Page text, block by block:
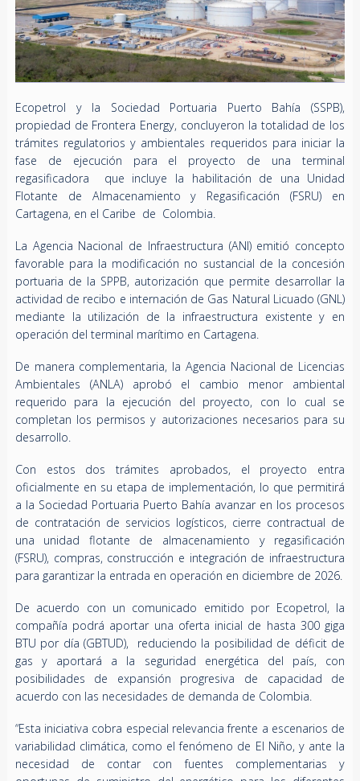
Ecopetrol y la Sociedad Portuaria Puerto Bahía (SSPB),
propiedad de Frontera Energy, concluyeron la totalidad de los
trámites regulatorios y ambientales requeridos para iniciar la
fase de ejecución para el proyecto de una terminal
regasificadora que incluye la habilitación de una Unidad
Flotante de Almacenamiento y Regasificación (FSRU) en
Cartagena, en el Caribe de Colombia.
La Agencia Nacional de Infraestructura (ANI) emitió concepto
favorable para la modificación no sustancial de la concesión
portuaria de la SPPB, autorización que permite desarrollar la
actividad de recibo e internación de Gas Natural Licuado (GNL)
mediante la utilización de la infraestructura existente y en
operación del terminal marítimo en Cartagena.
De manera complementaria, la Agencia Nacional de Licencias
Ambientales (ANLA) aprobó el cambio menor ambiental
requerido para la ejecución del proyecto, con lo cual se
completan los permisos y autorizaciones necesarios para su
desarrollo.
Con estos dos trámites aprobados, el proyecto entra
oficialmente en su etapa de implementación, lo que permitirá
a la Sociedad Portuaria Puerto Bahía avanzar en los procesos
de contratación de servicios logísticos, cierre contractual de
una unidad flotante de almacenamiento y regasificación
(FSRU), compras, construcción e integración de infraestructura
para garantizar la entrada en operación en diciembre de 2026.
De acuerdo con un comunicado emitido por Ecopetrol, la
compañía podrá aportar una oferta inicial de hasta 300 giga
BTU por día (GBTUD), reduciendo la posibilidad de déficit de
gas y aportará a la seguridad energética del país, con
posibilidades de expansión progresiva de capacidad de
acuerdo con las necesidades de demanda de Colombia.
“Esta iniciativa cobra especial relevancia frente a escenarios de
variabilidad climática, como el fenómeno de El Niño, y ante la
necesidad de contar con fuentes complementarias y